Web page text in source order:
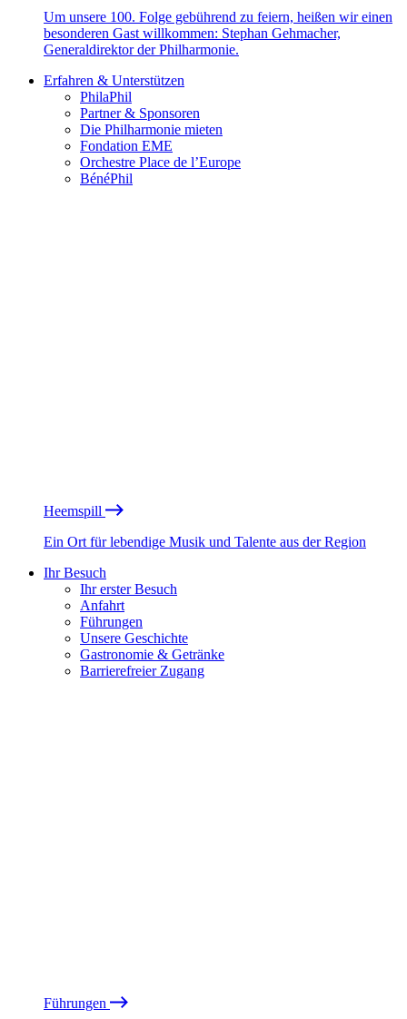
Um unsere 100. Folge gebührend zu feiern, heißen wir einen
besonderen Gast willkommen: Stephan Gehmacher,
Generaldirektor der Philharmonie.
Erfahren & Unterstützen
PhilaPhil
Partner & Sponsoren
Die Philharmonie mieten
Fondation EME
Orchestre Place de l’Europe
BénéPhil
Heemspill
Ein Ort für lebendige Musik und Talente aus der Region
Ihr Besuch
Ihr erster Besuch
Anfahrt
Führungen
Unsere Geschichte
Gastronomie & Getränke
Barrierefreier Zugang
Führungen